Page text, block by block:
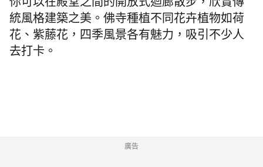
你可以在殿堂之間的開放式迴廊散步，欣賞傳
統風格建築之美。佛寺種植不同花卉植物如荷
花、紫藤花，四季風景各有魅力，吸引不少人
去打卡。
廣告